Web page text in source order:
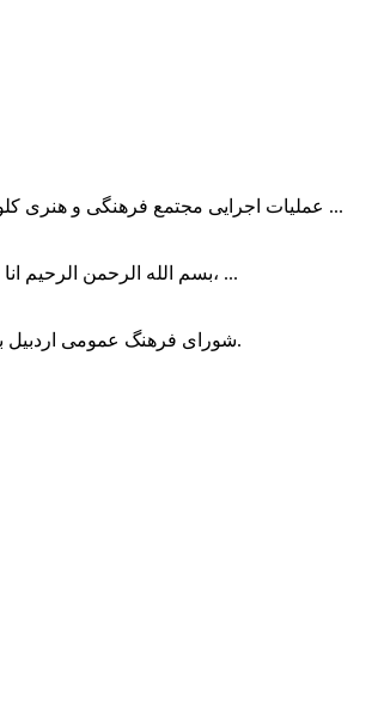
عملیات اجرایی مجتمع فرهنگی و هنری کلور از سال ۱۳۹۳ آغاز شده بود که با عنایت وزیر فرهنگ و ارشاد اسلامی دولت چهاردهم و با ...
بسم الله الرحمن الرحیم انا لله و انا الیه راجعون با نهایت تاثر و تاسف باخبر شدیم هنرمند برجسته ایران و فرزند اردبیل، ...
شورای فرهنگ عمومی اردبیل با توجه به ترکیب اعضا و رویکرد عملیاتی، می‌تواند الگویی برای سایر استان‌های کشور باشد.